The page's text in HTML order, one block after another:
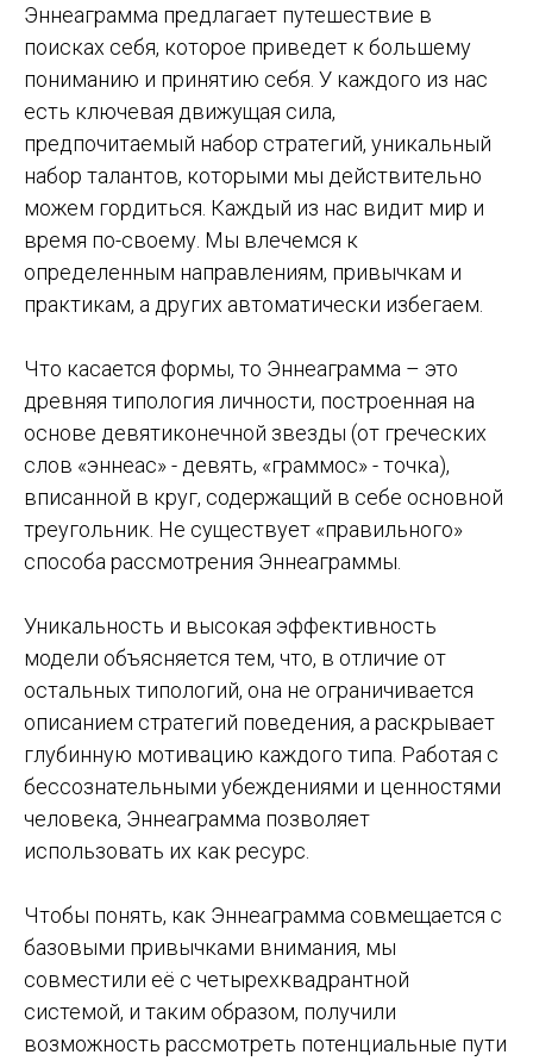
Эннеаграмма предлагает путешествие в
поисках себя, которое приведет к большему
пониманию и принятию себя. У каждого из нас
есть ключевая движущая сила,
предпочитаемый набор стратегий, уникальный
набор талантов, которыми мы действительно
можем гордиться. Каждый из нас видит мир и
время по-своему. Мы влечемся к
определенным направлениям, привычкам и
практикам, а других автоматически избегаем.
Что касается формы, то Эннеаграмма – это
древняя типология личности, построенная на
основе девятиконечной звезды (от греческих
слов «эннеас» - девять, «граммос» - точка),
вписанной в круг, содержащий в себе основной
треугольник. Не существует «правильного»
способа рассмотрения Эннеаграммы.
Уникальность и высокая эффективность
модели объясняется тем, что, в отличие от
остальных типологий, она не ограничивается
описанием стратегий поведения, а раскрывает
глубинную мотивацию каждого типа. Работая с
бессознательными убеждениями и ценностями
человека, Эннеаграмма позволяет
использовать их как ресурс.
Чтобы понять, как Эннеаграмма совмещается с
базовыми привычками внимания, мы
совместили её с четырехквадрантной
системой, и таким образом, получили
возможность рассмотреть потенциальные пути